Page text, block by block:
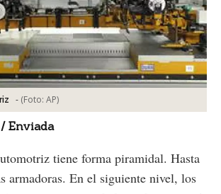
- (Foto: AP)
Enviada
tiene forma piramidal. Hasta
armadoras. En el siguiente nivel, los